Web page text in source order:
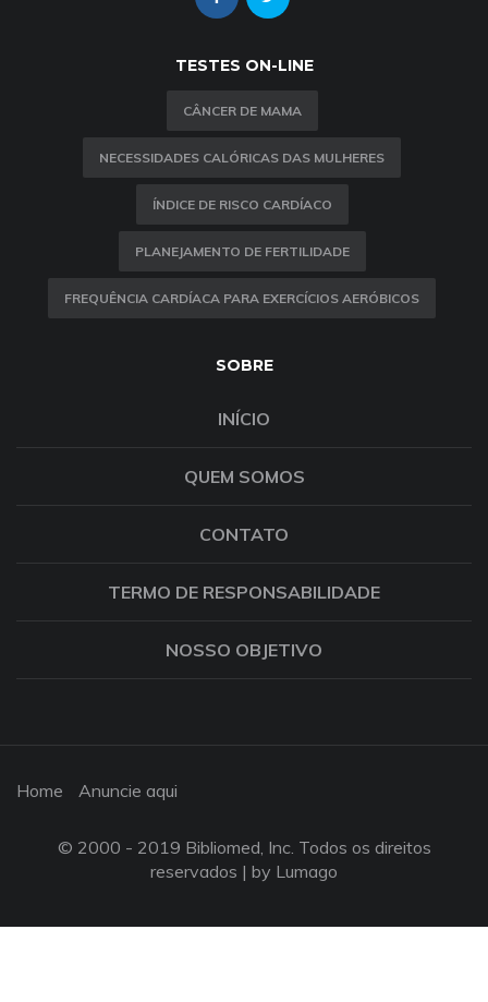
TESTES ON-LINE
CÂNCER DE MAMA
NECESSIDADES CALÓRICAS DAS MULHERES
ÍNDICE DE RISCO CARDÍACO
PLANEJAMENTO DE FERTILIDADE
FREQUÊNCIA CARDÍACA PARA EXERCÍCIOS AERÓBICOS
SOBRE
INÍCIO
QUEM SOMOS
CONTATO
TERMO DE RESPONSABILIDADE
NOSSO OBJETIVO
Home Anuncie aqui
© 2000 - 2019 Bibliomed, Inc. Todos os direitos
reservados | by Lumago